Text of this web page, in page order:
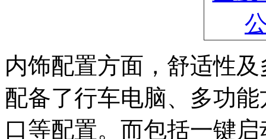
内饰配置方面，舒适性
配备了行车电脑、多功
口等配置。而包括一键